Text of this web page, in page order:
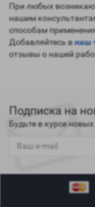
При любых
нашим
способам
Добавляйтесь внаш
отзывы о нашей
Подписка на
Будьте в курсе